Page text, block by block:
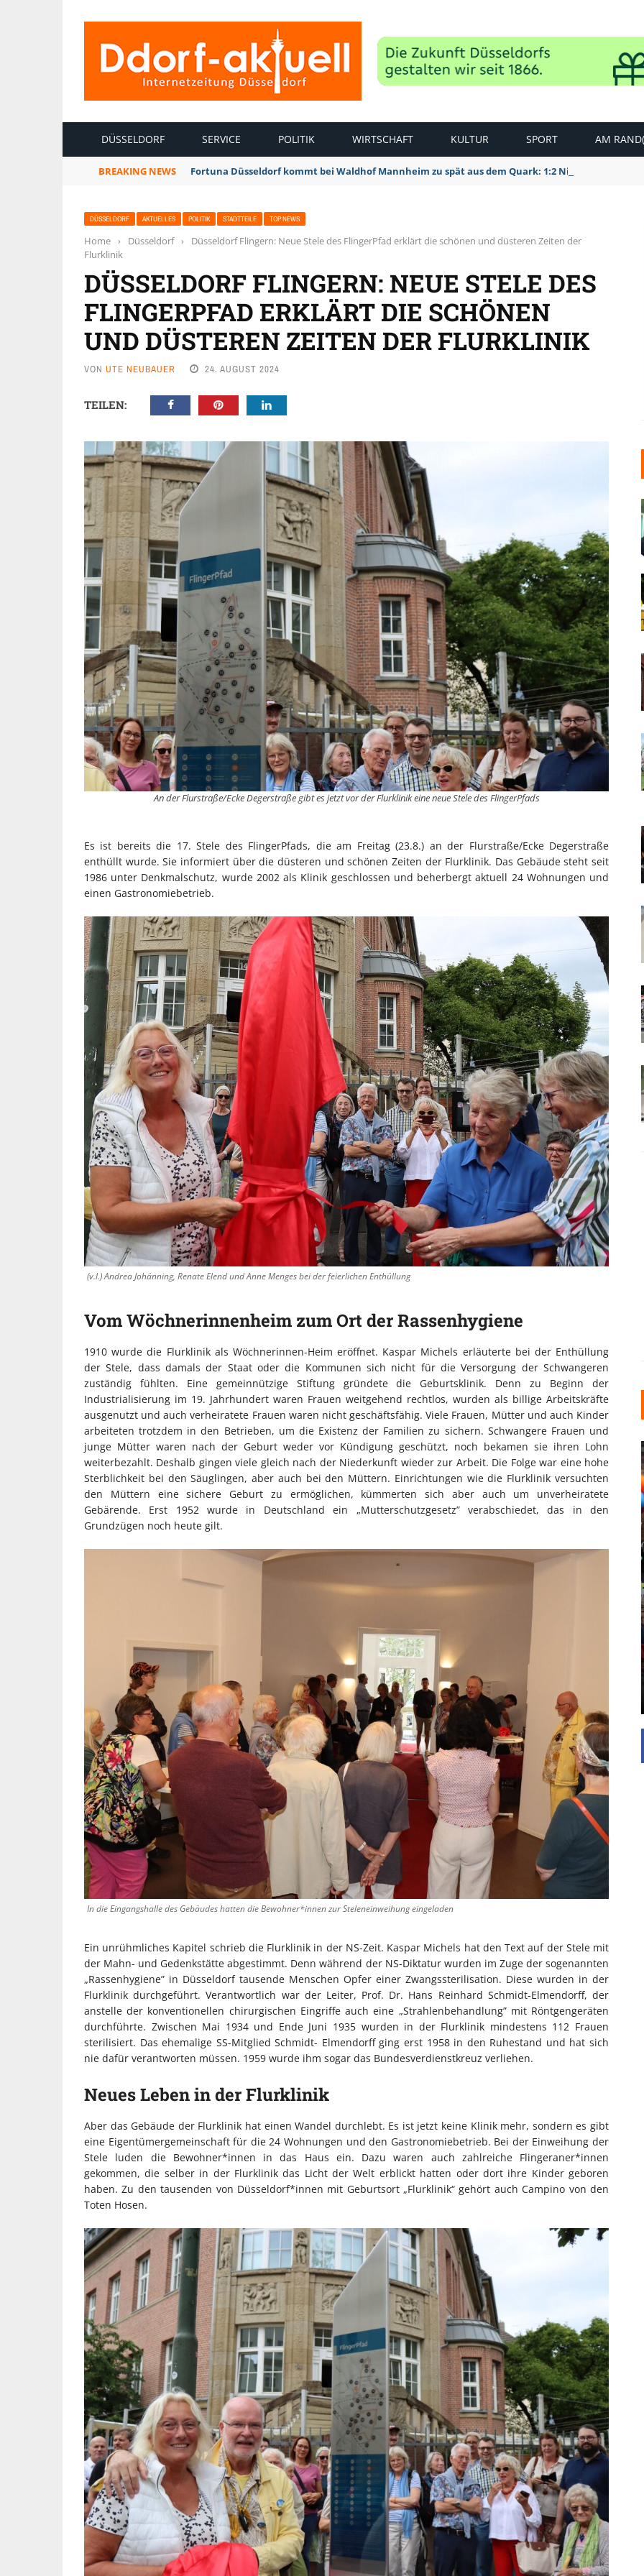
DÜSSELDORF SERVICE POLITIK WIRTSCHAFT KULTUR SPORT AM
BREAKING NEWS Fortuna Düsseldorf kommt bei Waldhof Mannheim zu spät aus dem Quark: 1:2 Niederlage
DÜSSELDORF AKTUELLES POLITIK STADTTEILE TOP NEWS
Home › Düsseldorf ›
Düsseldorf Flingern: Neue Stele des FlingerPfad erklärt die schönen und düsteren Zeiten der
Flurklinik
DÜSSELDORF FLINGERN: NEUE STELE DES
FLINGERPFAD ERKLÄRT DIE SCHÖNEN
UND DÜSTEREN ZEITEN DER FLURKLINIK
VON UTE NEUBAUER 24. AUGUST 2024
TEILEN:
An der Flurstraße/Ecke Degerstraße gibt es jetzt vor der Flurklinik eine neue Stele des FlingerPfads
Es ist bereits die 17. Stele des FlingerPfads, die am Freitag (23.8.) an der Flurstraße/Ecke Degerstraße
enthüllt wurde. Sie informiert über die düsteren und schönen Zeiten der Flurklinik. Das Gebäude steht seit
1986 unter Denkmalschutz, wurde 2002 als Klinik geschlossen und beherbergt aktuell 24 Wohnungen und
einen Gastronomiebetrieb.
(v.l.) Andrea Johänning, Renate Elend und Anne Menges bei der feierlichen Enthüllung
Vom Wöchnerinnenheim zum Ort der Rassenhygiene
1910 wurde die Flurklinik als Wöchnerinnen-Heim eröffnet. Kaspar Michels erläuterte bei der Enthüllung
der Stele, dass damals der Staat oder die Kommunen sich nicht für die Versorgung der Schwangeren
zuständig fühlten. Eine gemeinnützige Stiftung gründete die Geburtsklinik. Denn zu Beginn der
Industrialisierung im 19. Jahrhundert waren Frauen weitgehend rechtlos, wurden als billige Arbeitskräfte
ausgenutzt und auch verheiratete Frauen waren nicht geschäftsfähig. Viele Frauen, Mütter und auch Kinder
arbeiteten trotzdem in den Betrieben, um die Existenz der Familien zu sichern. Schwangere Frauen und
junge Mütter waren nach der Geburt weder vor Kündigung geschützt, noch bekamen sie ihren Lohn
weiterbezahlt. Deshalb gingen viele gleich nach der Niederkunft wieder zur Arbeit. Die Folge war eine hohe
Sterblichkeit bei den Säuglingen, aber auch bei den Müttern. Einrichtungen wie die Flurklinik versuchten
den Müttern eine sichere Geburt zu ermöglichen, kümmerten sich aber auch um unverheiratete
Gebärende. Erst 1952 wurde in Deutschland ein „Mutterschutzgesetz” verabschiedet, das in den
Grundzügen noch heute gilt.
In die Eingangshalle des Gebäudes hatten die Bewohner*innen zur Steleneinweihung eingeladen
Ein unrühmliches Kapitel schrieb die Flurklinik in der NS-Zeit. Kaspar Michels hat den Text auf der Stele mit
der Mahn- und Gedenkstätte abgestimmt. Denn während der NS-Diktatur wurden im Zuge der sogenannten
„Rassenhygiene” in Düsseldorf tausende Menschen Opfer einer Zwangssterilisation. Diese wurden in der
Flurklinik durchgeführt. Verantwortlich war der Leiter, Prof. Dr. Hans Reinhard Schmidt-Elmendorff, der
anstelle der konventionellen chirurgischen Eingriffe auch eine „Strahlenbehandlung” mit Röntgengeräten
durchführte. Zwischen Mai 1934 und Ende Juni 1935 wurden in der Flurklinik mindestens 112 Frauen
sterilisiert. Das ehemalige SS-Mitglied Schmidt- Elmendorff ging erst 1958 in den Ruhestand und hat sich
nie dafür verantworten müssen. 1959 wurde ihm sogar das Bundesverdienstkreuz verliehen.
Neues Leben in der Flurklinik
Aber das Gebäude der Flurklinik hat einen Wandel durchlebt. Es ist jetzt keine Klinik mehr, sondern es gibt
eine Eigentümergemeinschaft für die 24 Wohnungen und den Gastronomiebetrieb. Bei der Einweihung der
Stele luden die Bewohner*innen in das Haus ein. Dazu waren auch zahlreiche Flingeraner*innen
gekommen, die selber in der Flurklinik das Licht der Welt erblickt hatten oder dort ihre Kinder geboren
haben. Zu den tausenden von Düsseldorf*innen mit Geburtsort „Flurklinik“ gehört auch Campino von den
Toten Hosen.
INDUSTRIELLER CHIC: WIE
KUNSTSTOFFFENSTER DEN
LOFT-STIL IN IHREM
EINFAMILIENHAUS
Die Inspiration des industriellen Chics sind die
Werkshallen des Industriezeitalters. Die Basis für
diesen Stil sind große Räume, schlicht gehalten
mit rustikalen Elementen und großen
Fensterflächen. Wie so vieles wurde ...